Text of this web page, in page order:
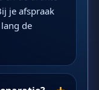
je afspraak
de